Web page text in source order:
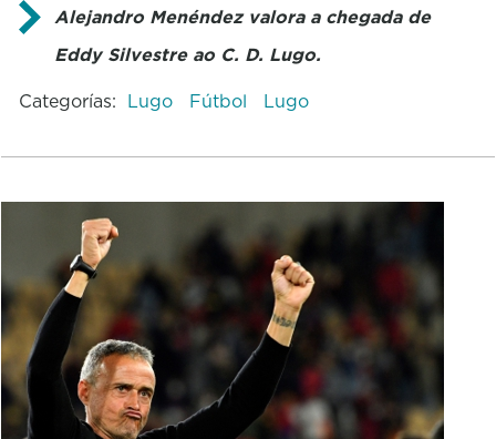
Alejandro Menéndez valora a chegada de
Eddy Silvestre ao C. D. Lugo.
Categorías: Lugo Fútbol Lugo